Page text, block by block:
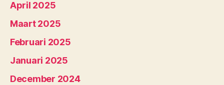
April 2025
Maart 2025
Februari 2025
Januari 2025
December 2024